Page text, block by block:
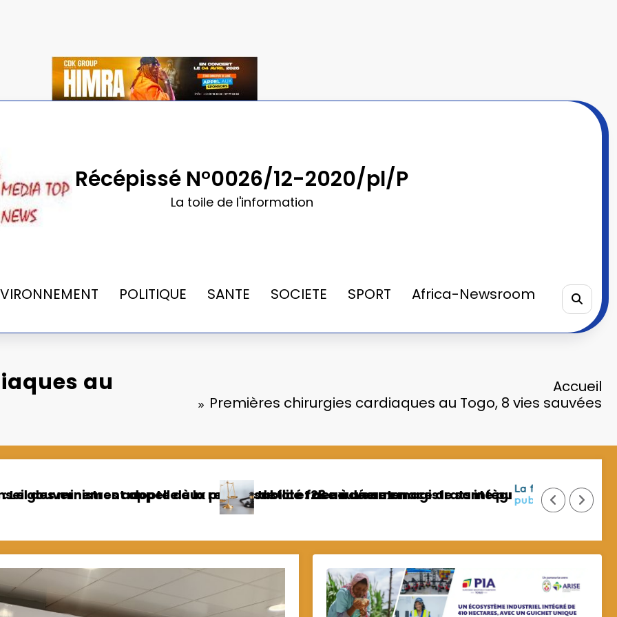
Récépissé N°0026/12-2020/pl/P
La toile de l'information
POLITIQUE SANTE SOCIETE SPORT Africa-Newsroom
au
Accueil
Premières chirurgies cardiaques au Togo, 8 vies sauvées
menace de santé publique
magistrats intègrent officiellement les corps civil et militaire
Fonction publique : 78 agents licenciés pour fraude et faux
Agropole de Kara :